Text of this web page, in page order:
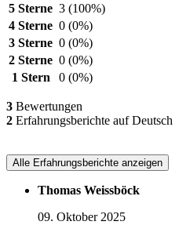
5 Sterne 3 (100%)
4 Sterne 0 (0%)
3 Sterne 0 (0%)
2 Sterne 0 (0%)
1 Stern
0 (0%)
3 Bewertungen
2 Erfahrungsberichte auf Deutsch
Alle Erfahrungsberichte anzeigen
Thomas Weissböck
09. Oktober 2025